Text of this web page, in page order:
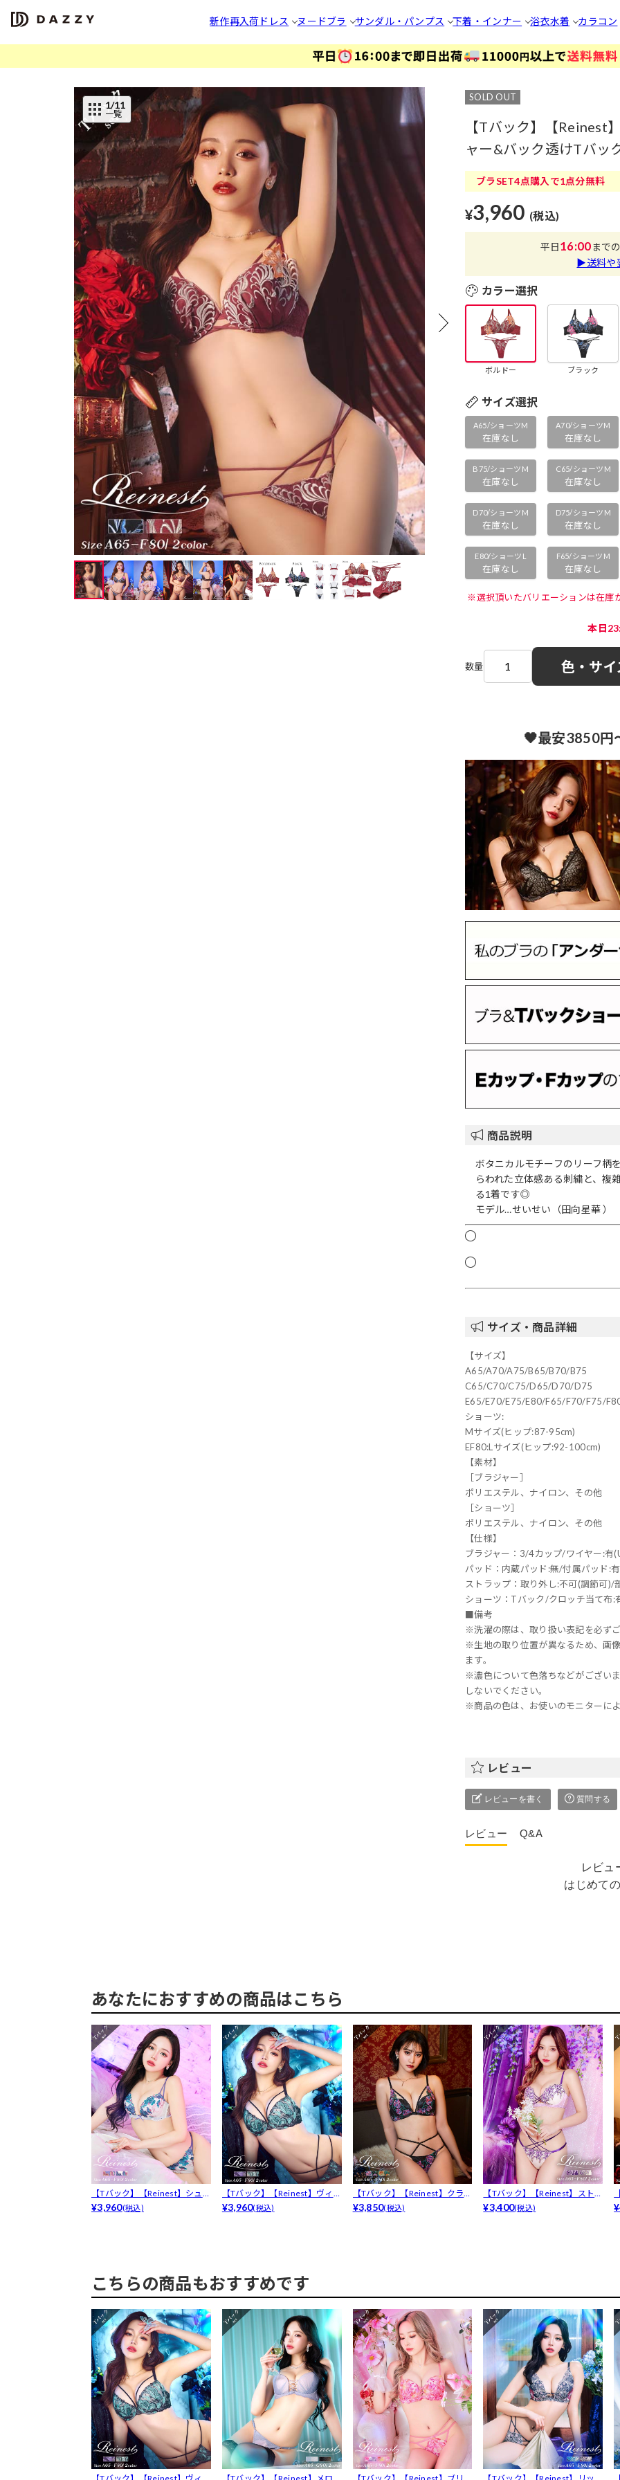
新作再入荷 ドレス ヌードブラ サンダル・パンプス 下着・インナー 浴衣水着 カラコン
1/11
一覧
SOLD OUT
【Tバック】【Reinest
ャー&バック透けTバッ
ブラSET4点購入で1点分無料
¥3,960 (税込)
平日16:00まで
▶送料や
カラー選択
ボルドー ブラック
サイズ選択
A65/ショーツM
在庫なし
A70/ショーツM
在庫なし
B75/ショーツM
在庫なし
C65/ショーツM
在庫なし
D70/ショーツM
在庫なし
D75/ショーツM
在庫なし
E80/ショーツL
在庫なし
F65/ショーツM
在庫なし
※選択頂いたバリエーションは在庫
本日
数量 色・サ
🖤最安3850円
商品説明
ボタニカルモチーフのリーフ柄
らわれた立体感ある刺繍と、複
る1着です◎
モデル…せいせい（田向星華 ）
サイズ・商品詳細
【サイズ】
A65/A70/A75/B65/B70/B75
C65/C70/C75/D65/D70/D75
E65/E70/E75/E80/F65/F70/F75/
ショーツ:
Mサイズ(ヒップ:87-95cm)
EF80:Lサイズ(ヒップ:92-100cm)
【素材】
［ブラジャー］
ポリエステル、ナイロン、その他
［ショーツ］
ポリエステル、ナイロン、その他
【仕様】
ブラジャー：3/4カップ/ワイヤー:有
パッド：内蔵パッド:無/付属パッド:
ストラップ：取り外し:不可(調節可)/
ショーツ：Tバック/クロッチ当て布
■備考
※洗濯の際は、取り扱い表記を必ず
※生地の取り位置が異なるため、画
ます。
※濃色について色落ちなどがござい
しないでください。
※商品の色は、お使いのモニターに
レビュー
レビューを書く 質問する
レビュー Q&A
レビュ
はじめて
あなたにおすすめの商品はこちら
【Tバック】【Reinest】シュ
エッ...
¥3,960(税込)
【Tバック】【Reinest】ヴィ
ーナ...
¥3,960(税込)
【Tバック】【Reinest】クラ
シカ...
¥3,850(税込)
【Tバック】【Reinest】スト
リン...
¥3,400(税込)
こちらの商品もおすすめです